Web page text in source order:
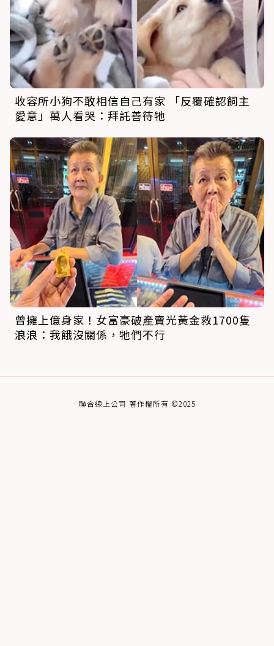
收容所小狗不敢相信自己有家 「反覆確認飼主
愛意」萬人看哭：拜託善待牠
曾擁上億身家！女富豪破產賣光黃金救1700隻
浪浪：我餓沒關係，牠們不行
聯合線上公司 著作權所有 ©2025